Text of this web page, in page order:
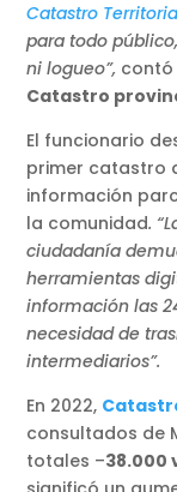
Catastro
para todo
ni logueo”, contó
Catastro
El funcionario
primer catastro
información
la comunidad.
ciudadanía
herramientas
información las
necesidad de
intermediarios”.
En 2022,
consultados de
totales –38.000